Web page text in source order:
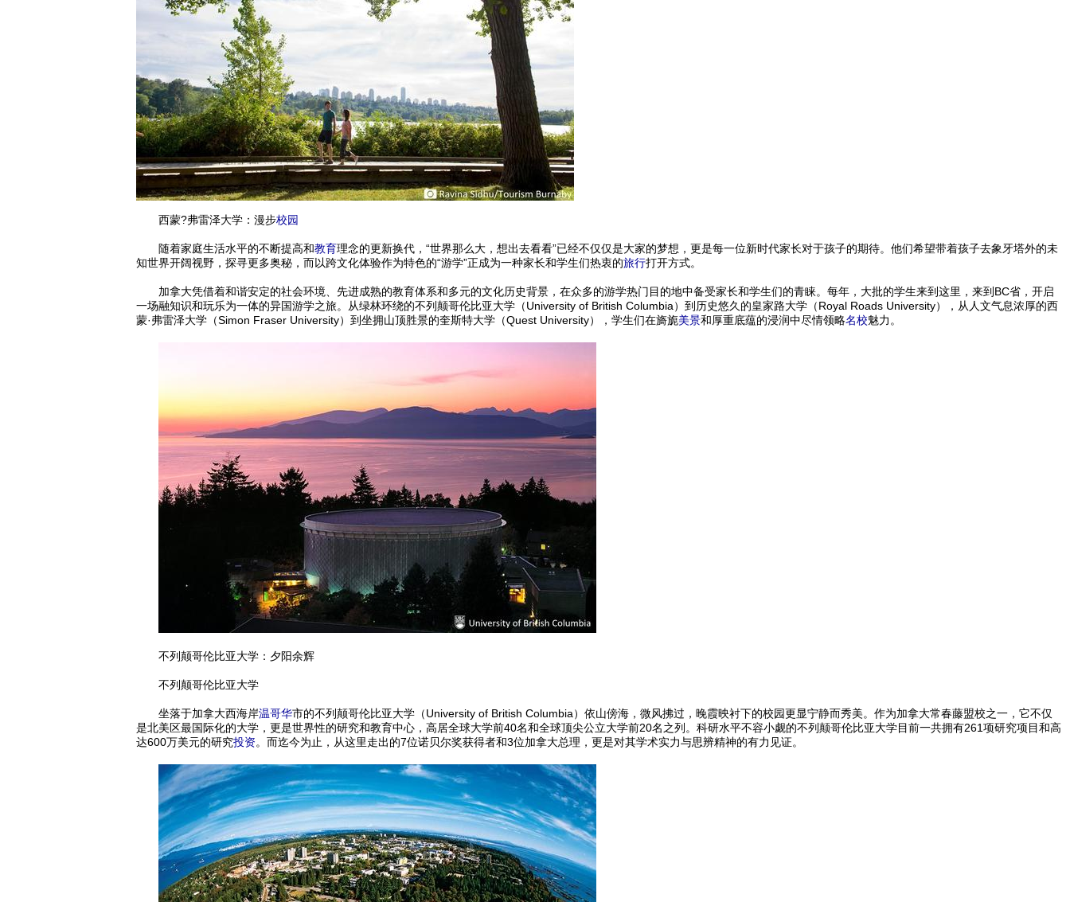
西蒙?弗雷泽大学：漫步校园
随着家庭生活水平的不断提高和教育理念的更新换代，“世界那么大，想出去看看”已经不仅仅是大家的梦想，更是每一位新时代家长对于孩子的期待。他们希望带着孩子去象牙塔外的未
知世界开阔视野，探寻更多奥秘，而以跨文化体验作为特色的“游学”正成为一种家长和学生们热衷的旅行打开方式。
加拿大凭借着和谐安定的社会环境、先进成熟的教育体系和多元的文化历史背景，在众多的游学热门目的地中备受家长和学生们的青睐。每年，大批的学生来到这里，来到BC省，开启
一场融知识和玩乐为一体的异国游学之旅。从绿林环绕的不列颠哥伦比亚大学（University of British Columbia）到历史悠久的皇家路大学（Royal Roads University），从人文气息浓厚的西
蒙·弗雷泽大学（Simon Fraser University）到坐拥山顶胜景的奎斯特大学（Quest University），学生们在旖旎美景和厚重底蕴的浸润中尽情领略名校魅力。
不列颠哥伦比亚大学：夕阳余辉
不列颠哥伦比亚大学
坐落于加拿大西海岸温哥华市的不列颠哥伦比亚大学（University of British Columbia）依山傍海，微风拂过，晚霞映衬下的校园更显宁静而秀美。作为加拿大常春藤盟校之一，它不仅
是北美区最国际化的大学，更是世界性的研究和教育中心，高居全球大学前40名和全球顶尖公立大学前20名之列。科研水平不容小觑的不列颠哥伦比亚大学目前一共拥有261项研究项目和高
达600万美元的研究投资。而迄今为止，从这里走出的7位诺贝尔奖获得者和3位加拿大总理，更是对其学术实力与思辨精神的有力见证。